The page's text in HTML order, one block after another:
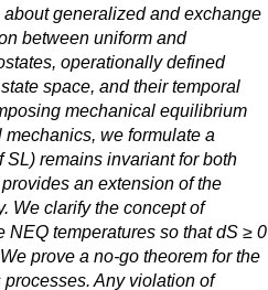
generalized and exchange
between uniform and
operationally defined
space, and their temporal
mechanical equilibrium
we formulate a
remains invariant for both
an extension of the
We clarify the concept of
temperatures so that dS ≥ 0
prove a no-go theorem for the
Any violation of